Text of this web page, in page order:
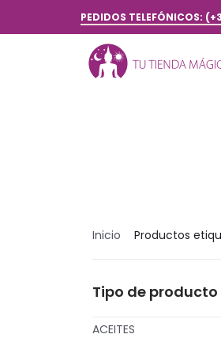
PEDIDOS TELEFÓNICOS:
Inicio Productos
Tipo de producto
ACEITES